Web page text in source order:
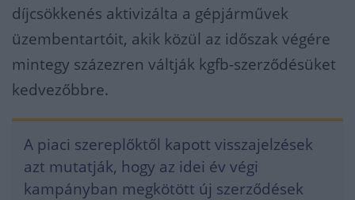
díjcsökkenés aktivizálta a gépjárművek
üzembentartóit, akik közül az időszak végére
mintegy százezren váltják kgfb-szerződésüket
kedvezőbbre.
A piaci szereplőktől kapott visszajelzések
azt mutatják, hogy az idei év végi
kampányban megkötött új szerződések